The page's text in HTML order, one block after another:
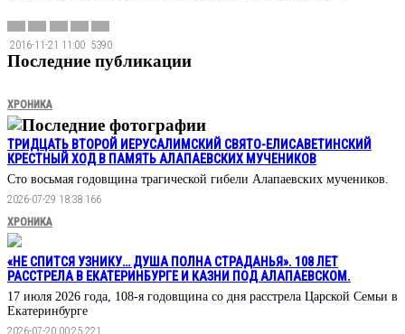
2016-11-21 11:00 5390
Последние публикации
ХРОНИКА
ТРИДЦАТЬ ВТОРОЙ ИЕРУСАЛИМСКИЙ СВЯТО-ЕЛИСАВЕТИНСКИЙ
КРЕСТНЫЙ ХОД В ПАМЯТЬ АЛАПАЕВСКИХ МУЧЕНИКОВ
Сто восьмая годовщина трагической гибели Алапаевских мучеников.
2026-07-29 18:38 166
ХРОНИКА
«НЕ СПИТСЯ УЗНИКУ… ДУША ПОЛНА СТРАДАНЬЯ». 108 ЛЕТ
РАССТРЕЛА В ЕКАТЕРИНБУРГЕ И КАЗНИ ПОД АЛАПАЕВСКОМ.
17 июля 2026 года, 108-я годовщина со дня расстрела Царской Семьи в
Екатеринбурге
2026-07-20 00:25 221
Последние фотографии